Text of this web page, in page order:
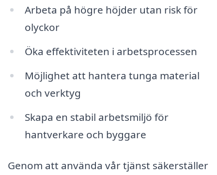
Arbeta på högre höjder utan risk för
olyckor
Öka effektiviteten i arbetsprocessen
Möjlighet att hantera tunga material
och verktyg
Skapa en stabil arbetsmiljö för
hantverkare och byggare
Genom att använda vår tjänst säkerställer